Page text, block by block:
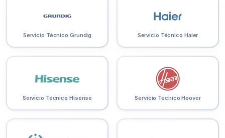
Servicio Técnico Grundig Servicio Técnico Haier
Servicio Técnico Hisense Servicio Técnico Hoover